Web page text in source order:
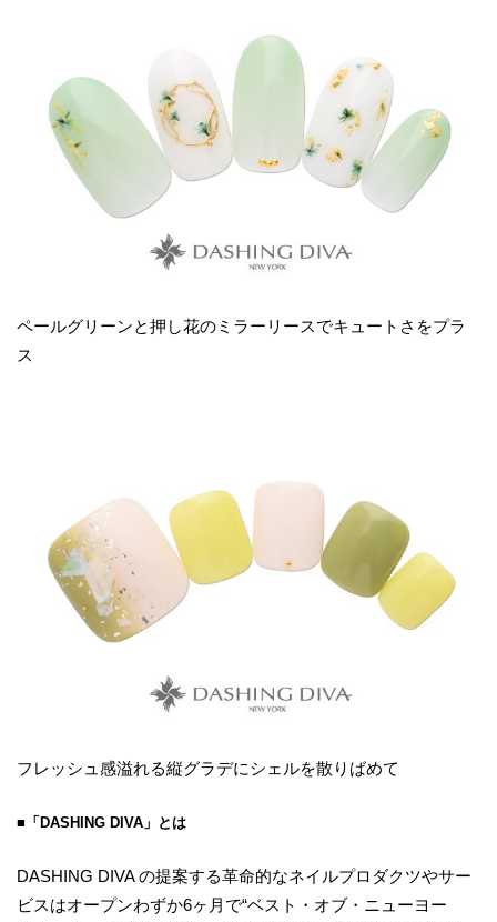
ペールグリーンと押し花のミラーリースでキュートさをプラ
ス
フレッシュ感溢れる縦グラデにシェルを散りばめて
■「DASHING DIVA」とは
DASHING DIVA の提案する革命的なネイルプロダクツやサー
ビスはオープンわずか6ヶ月で“ベスト・オブ・ニューヨー